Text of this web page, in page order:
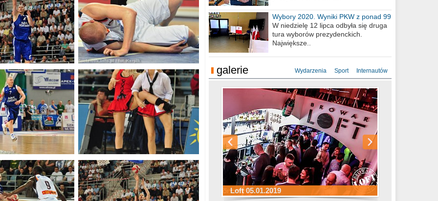
Wybory 2020. Wyniki PKW z ponad 99
procent obwodów
W niedzielę 12 lipca odbyła się druga
tura wyborów prezydenckich.
Największe..
galerie Wydarzenia Sport Internautów
Loft 05.01.2019
Sylwester Podgrodzie 31.12.2018
Sylwester Pensjonat Michelin 31.12.2018
Sylwester Hotel Młyn 31.12.2018
Sylwester Miejski 31.12.2018
Sylwester Loft 31.12.2018